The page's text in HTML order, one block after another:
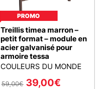
PROMO
Treillis timea marron –
petit format – module en
acier galvanisé pour
armoire tessa
COULEURS DU MONDE
59,00€ 39,00€